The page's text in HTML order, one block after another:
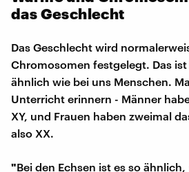
das Geschlecht
Das Geschlecht wird
Chromosomen festgelegt. Das ist
ähnlich wie bei uns Menschen.
Unterricht erinnern - Männer
XY, und Frauen haben zweimal
also XX.
"Bei den Echsen ist es so